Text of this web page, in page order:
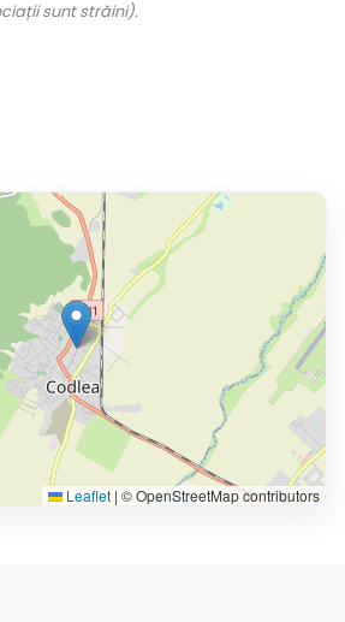
sunt străini).
Leaflet | © OpenStreetMap contributors